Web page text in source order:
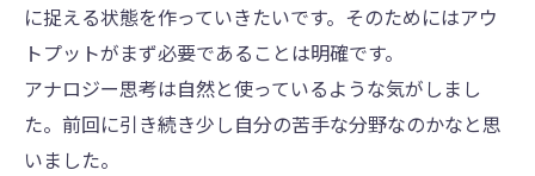
に捉える状態を作っていきたいです。そのためにはアウ
トプットがまず必要であることは明確です。
アナロジー思考は自然と使っているような気がしまし
た。前回に引き続き少し自分の苦手な分野なのかなと思
いました。